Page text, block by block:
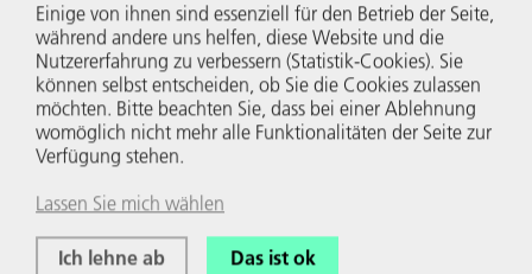
Einige von ihnen sind essenziell für den Betrieb der Seite,
während andere uns helfen, diese Website und die
Nutzer­er­fah­rung zu verbessern (Statistik-Cookies). Sie
können selbst entscheiden, ob Sie die Cookies zulassen
möchten. Bitte beachten Sie, dass bei einer Ablehnung
womöglich nicht mehr alle Funk­tio­na­li­täten der Seite zur
Verfügung stehen.
Lassen Sie mich wählen
Ich lehne ab Das ist ok